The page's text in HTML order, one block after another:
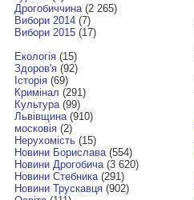
Дрогобиччина(2 265)
Вибори 2014(7)
Вибори 2015(17)
Екологія(15)
Здоров'я(92)
Історія(69)
Кримінал (291)
Культура(99)
Львівщина(910)
московія(2)
Нерухомість(15)
Новини Борислава(554)
Новини Дрогобича(3 620)
Новини Стебника(291)
Новини Трускавця(902)